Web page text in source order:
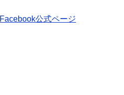
Facebook公式ページ